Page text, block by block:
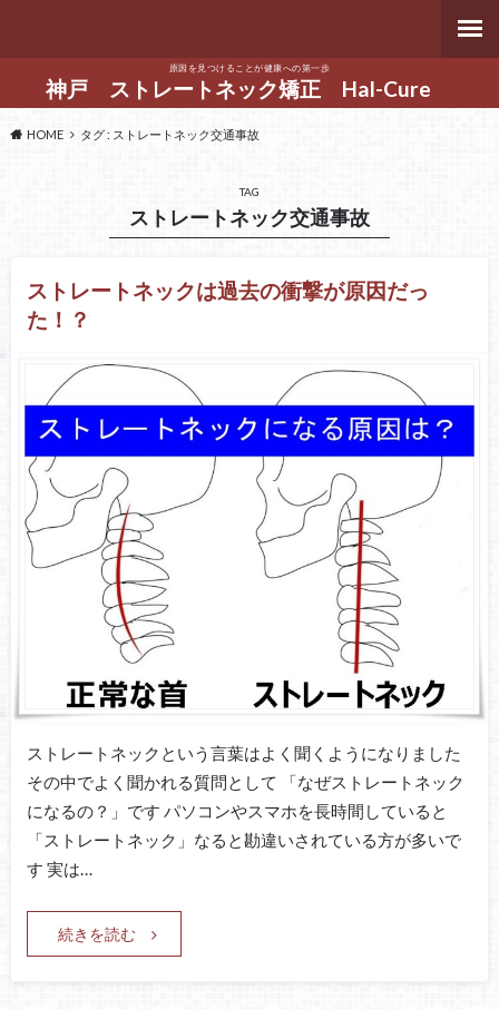
原因を見つけることが健康への第一歩
神戸 ストレートネック矯正 Hal-Cure
HOME タグ : ストレートネック交通事故
TAG
ストレートネック交通事故
ストレートネックは過去の衝撃が原因だっ
た！？
ストレートネックという言葉はよく聞くようになりました
その中でよく聞かれる質問として 「なぜストレートネック
になるの？」です パソコンやスマホを長時間していると
「ストレートネック」なると勘違いされている方が多いで
す 実は…
続きを読む